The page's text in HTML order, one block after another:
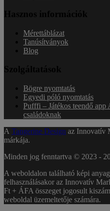
Hasznos információk
Mérettáblázat
Tanúsítványok
Blog
Szolgáltatások
Bögre nyomtatás
Egyedi póló nyomtatás
Pufffi – Játékos teendő
családoknak
A Tangerine Design az Innovatív
márkája.
Minden jog fenntartva © 2023 -
A weboldalon található képi
felhasználásakor az Innovatív
Ft + ÁFA összeget jogosult
weboldal üzemeltetője számára.